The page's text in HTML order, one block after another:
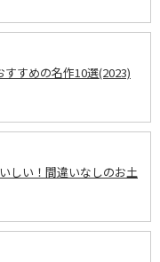
すすめの名作10選(2023)
しい！間違いなしのお土